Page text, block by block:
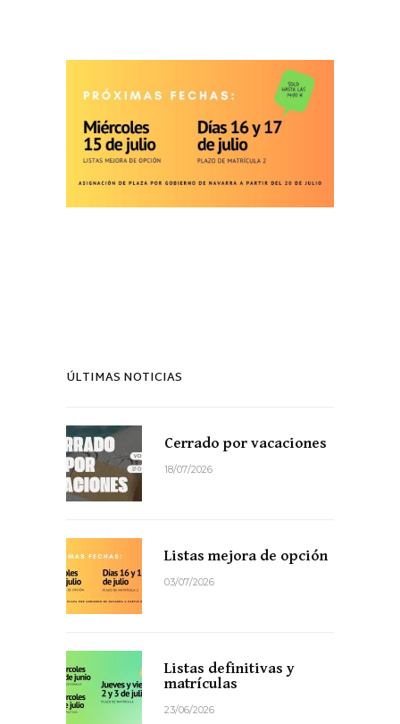
ÚLTIMAS NOTICIAS
Cerrado por vacaciones
18/07/2026
Listas mejora de opción
03/07/2026
Listas definitivas y
matrículas
23/06/2026